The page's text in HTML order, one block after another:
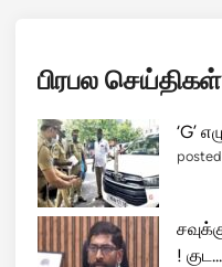
பிரபல செய்திகள்
‘G’
! குட...